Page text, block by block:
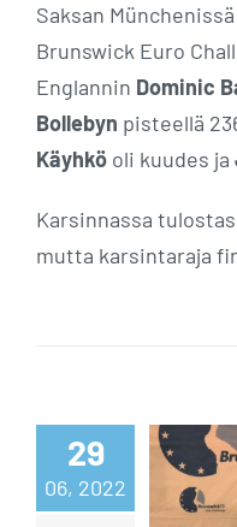
Saksan
Brunswick Euro
Englannin Dominic
Bollebyn pisteellä
Käyhkö oli kuudes ja
Karsinnassa
mutta karsintaraja
29
06, 2022
ja